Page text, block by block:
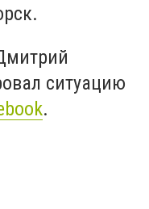
ситуацию
.